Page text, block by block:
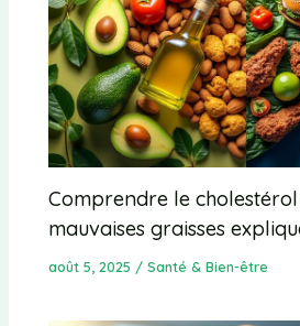
Comprendre le
mauvaises graisses
août 5, 2025 /Santé & Bien-être